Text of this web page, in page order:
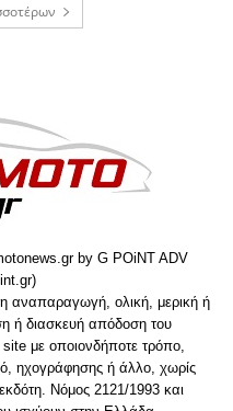
by G POiNT ADV
ολική, μερική ή
ή διασκευή απόδοση του
με οποιονδήποτε τρόπο,
ηχογράφησης ή άλλο, χωρίς
Νόμος 2121/1993 και